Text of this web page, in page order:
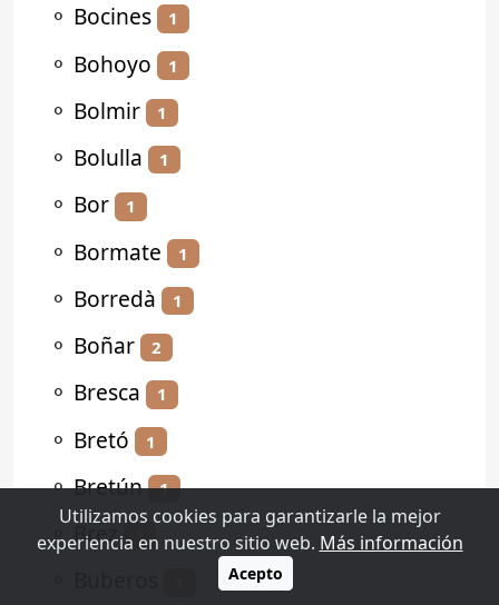
⚬ Bocines 1
⚬ Bohoyo 1
⚬ Bolmir 1
⚬ Bolulla 1
⚬ Bor 1
⚬ Bormate 1
⚬ Borredà 1
⚬ Boñar 2
⚬ Bresca 1
⚬ Bretó 1
⚬Bretún 1
⚬Brez 1
Utilizamos cookies para garantizarle la mejor
experiencia en nuestro sitio web. Más información
Acepto